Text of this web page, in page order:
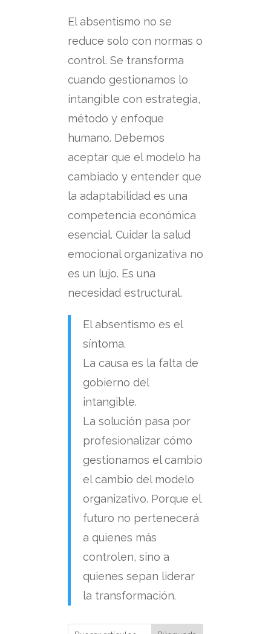
El absentismo no se
reduce solo con normas o
control. Se transforma
cuando gestionamos lo
intangible con estrategia,
método y enfoque
humano. Debemos
aceptar que el modelo ha
cambiado y entender que
la adaptabilidad es una
competencia económica
esencial. Cuidar la salud
emocional organizativa no
es un lujo. Es una
necesidad estructural.
El absentismo es el
síntoma.
La causa es la falta de
gobierno del
intangible.
La solución pasa por
profesionalizar cómo
gestionamos el cambio
el cambio del modelo
organizativo. Porque el
futuro no pertenecerá
a quienes más
controlen, sino a
quienes sepan liderar
la transformación.